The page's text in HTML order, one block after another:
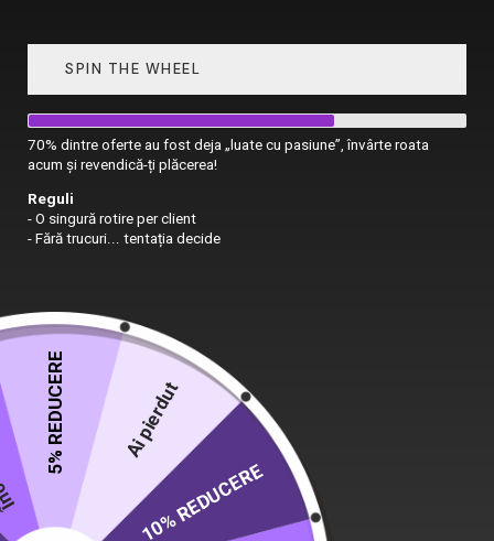
Prima pagină Dildo-uri
Dildo Realistic Eros stimulator
*M*
SPIN THE WHEEL
70% dintre oferte au fost deja „luate cu pasiune”, învârte roata
acum și revendică-ți plăcerea!
Reguli
- O singură rotire per client
- Fără trucuri... tentația decide
5% REDUCERE Ai pierdut
10% REDUCERE